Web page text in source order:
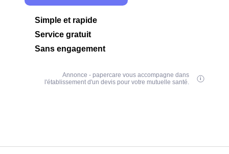
Simple et rapide
Service gratuit
Sans engagement
Annonce - papercare vous accompagne dans
l'établissement d'un devis pour votre mutuelle santé.